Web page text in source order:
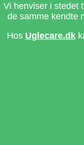
Vi henviser i stedet
de samme kendte
Hos Uglecare.dk